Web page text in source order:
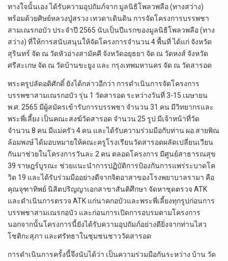
ทางใจนั้นเอง ได้รับความอุปถัมภ์จาก มูลนิธิโพลวพลือ (ทางสว่าง)
พร้อมด้วยศิษย์หลวงปู่สรวง เทวดาเดินดิน การจัดโครงการบรรพชา
สามเณรกอบัว ประจำปี 2565 นับเป็นปีแรกของมูลนิธิโพลวพลือ (ทาง
สว่าง) ที่ให้การสนับสนุนให้จัดโครงการจำนวน 4 พื้นที่ ได้แก่ จังหวัด
สุรินทร์ จัด ณ วัดหัวอ่างสามัคคี จังหวัดอยุธยา จัด ณ วัดหงส์ จังหวัด
ศรีสะเกษ จัด ณ วัดบ้านขะยูง และ กรุงเทพมหานคร จัด ณ วัดสารอด
พระครูปลัดอดิศักดิ์ ยังได้กล่าวอีกว่า การดำเนินการจัดโครงการ
บรรพชาสามเณรกอบัว รุ่น 1 วัดสารอด ระหว่างวันที่ 3-15 เมษายน
พ.ศ. 2565 มีผู้สมัครเข้ารับการบรรพชา จำนวน 31 คน มีวิทยากรและ
พระพี่เลี้ยง เป็นคณะสงฆ์วัดสารอด จำนวน 25 รูป มีเจ้าหน้าที่วัด
จำนวน 8 คน มีแม่ครัว 4 คน และได้รับความร่วมมือกับท่าน ผอ.สายพิณ
ล้อมพงษ์ ได้มอบหมายให้คณะครูโรงเรียนวัดสารอดผลัดเปลี่ยนเวียน
กันมาช่วยในโครงการวันละ 2 คน ตลอดโครงการ มีศูนย์สาธารณสุข
39 ราษฎร์บูรณะ ช่วยแนะนำการปฏิบัติการป้องกันการแพร่ระบาดโค
วิด 19 และได้รับร่วมมืออย่างดีจากจิตอาสาของโรงพยาบาลรามา คือ
คุณจุฑาทิพย์ นิสิตปริญญาเอกสาขาสันติศึกษา จัดหาชุดตรวจ ATK
และดำเนินการตรวจ ATK แก่นาคกอบัวและพระพี่เลี้ยงทุกรูปก่อนการ
บรรพชาสามเณรกอบัว และก่อนการเปิดการอบรมตามโครงการ
นอกจากนั้นโครงการนี้ยังได้รับความอุปถัมภ์อย่างดียิ่งจากท่านไสว
โชติกะสุภา และศรัทธาในชุมชนชาววัดสารอด
การดำเนินการครั้งนี้จึงนับได้ว่า เป็นความร่วมมือกันระหว่าง บ้าน วัด